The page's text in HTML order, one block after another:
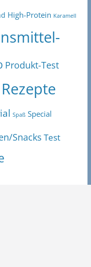
High-Protein Karamell
Produkt-Test
Rezepte
Spaß Special
Snacks Test